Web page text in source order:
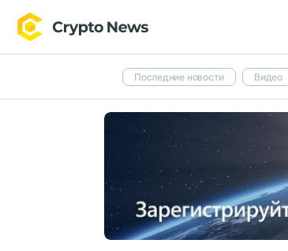
Последние новости Видео